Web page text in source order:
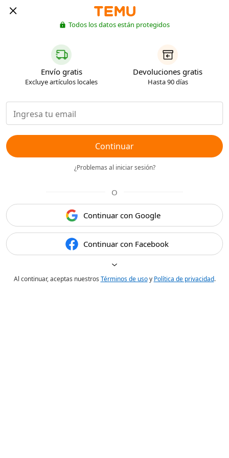
Todos los datos están protegidos
Envío gratis
Excluye artículos locales
Devoluciones gratis
Hasta 90 días
Continuar
¿Problemas al iniciar sesión?
O
Continuar con Google
Continuar con Facebook
Al continuar, aceptas nuestros Términos de usoy Política de privacidad.